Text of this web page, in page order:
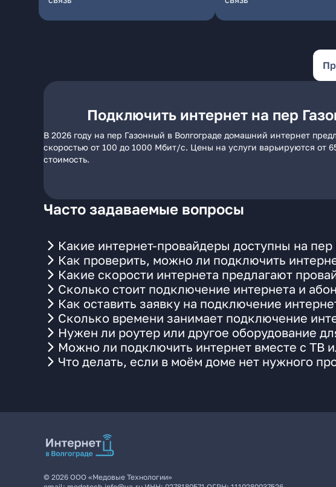
Подключить интернет на пер
В 2026 году на пер Газонный в Волгограде домашний интернет
скоростью от 100 до 1000 Мбит/с. Цены на услуги варьируются от
стоимость.
Часто задаваемые вопросы
Какие интернет-провайдеры доступны на пер
Как проверить, можно ли подключить
Какие скорости интернета предлагают
Сколько стоит подключение интернета и
Как оставить заявку на подключение
Сколько времени занимает подключение
Нужен ли роутер или другое оборудование
Можно ли подключить интернет вместе с ТВ
Что делать, если в моём доме нет нужного
© 2026 ООО «Медовые Технологии»